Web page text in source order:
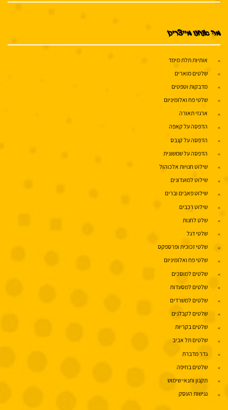
מה אנחנו מייצרים
אותיות תלת מימד
שלטים מוארים
מדבקות וטפטים
שלטי פח ואלומיניום
ארגזי תאורה
הדפסה על קאפה
הדפסה על קנבס
הדפסה על שמשונית
שילוט חנויות אלכוהול
שילוט למועדונים
שילוט פאבים וברים
שילוט רכבים
שלט לחנות
שלטי דגל
שלטי זכוכית ופרספקס
שלטי פח ואלומיניום
שלטים למוסכים
שלטים למסעדות
שלטים למשרדים
שלטים לקבלנים
שלטים בקריות
שלטים תל אביב
גדר מדברת
שלטים בחיפה
תקנון ותנאי שימוש
נגישות העסק